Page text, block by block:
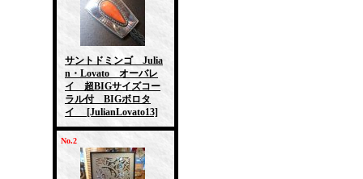
サントドミンゴ Julia
n・Lovato オーバレ
イ 超BIGサイズコー
ラル付 BIGボロタ
イ
[JulianLovato13]
No.2